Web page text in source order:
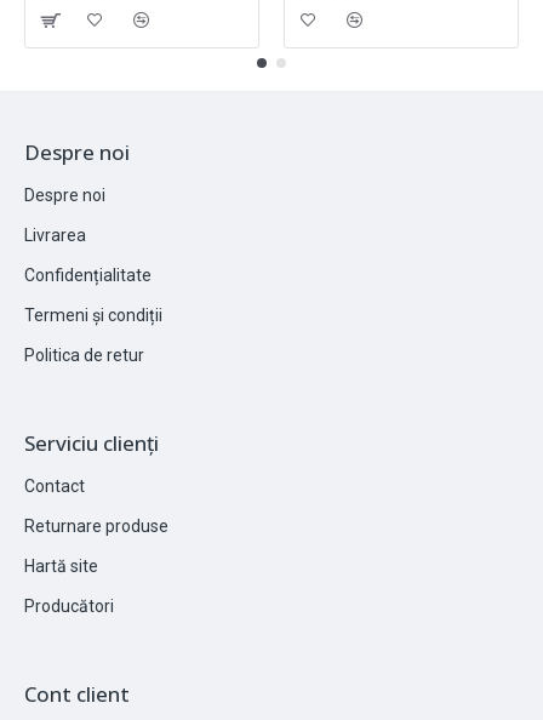
Despre noi
Despre noi
Livrarea
Confidențialitate
Termeni și condiții
Politica de retur
Serviciu clienți
Contact
Returnare produse
Hartă site
Producători
Cont client